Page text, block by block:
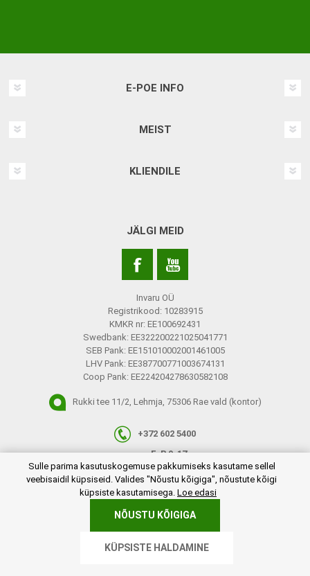
E-POE INFO
MEIST
KLIENDILE
JÄLGI MEID
Invaru OÜ
Registrikood: 10283915
KMKR nr: EE100692431
Swedbank: EE322200221025041771
SEB Pank: EE151010002001461005
LHV Pank: EE387700771003674131
Coop Pank: EE224204278630582108
Rukki tee 11/2, Lehmja, 75306 Rae vald (kontor)
+372 602 5400
E-R 9-17
info@invaru.ee
Powered bynopCommerce
Sulle parima kasutuskogemuse pakkumiseks kasutame sellel
veebisaidil küpsiseid. Valides "Nõustu kõigiga", nõustute kõigi
küpsiste kasutamisega. Loe edasi
NÕUSTU KÕIGIGA
KÜPSISTE HALDAMINE